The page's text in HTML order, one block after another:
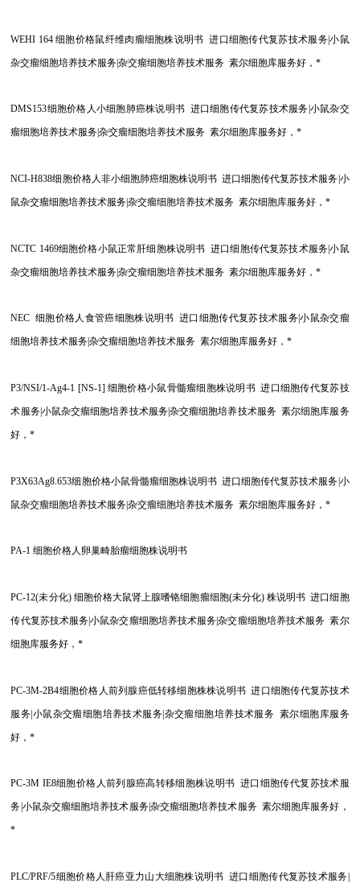
WEHI 164细胞价格鼠纤维肉瘤细胞株说明书 进口细胞传代复苏技术服务|小鼠
杂交瘤细胞培养技术服务|杂交瘤细胞培养技术服务 素尔细胞库服务好，*
DMS153细胞价格人小细胞肺癌株说明书 进口细胞传代复苏技术服务|小鼠杂交
瘤细胞培养技术服务|杂交瘤细胞培养技术服务 素尔细胞库服务好，*
NCI-H838细胞价格人非小细胞肺癌细胞株说明书 进口细胞传代复苏技术服务|小
鼠杂交瘤细胞培养技术服务|杂交瘤细胞培养技术服务 素尔细胞库服务好，*
NCTC 1469细胞价格小鼠正常肝细胞株说明书 进口细胞传代复苏技术服务|小鼠
杂交瘤细胞培养技术服务|杂交瘤细胞培养技术服务 素尔细胞库服务好，*
NEC细胞价格人食管癌细胞株说明书 进口细胞传代复苏技术服务|小鼠杂交瘤
细胞培养技术服务|杂交瘤细胞培养技术服务 素尔细胞库服务好，*
P3/NSI/1-Ag4-1 [NS-1] 细胞价格小鼠骨髓瘤细胞株说明书 进口细胞传代复苏技
术服务|小鼠杂交瘤细胞培养技术服务|杂交瘤细胞培养技术服务 素尔细胞库服务
好，*
P3X63Ag8.653细胞价格小鼠骨髓瘤细胞株说明书 进口细胞传代复苏技术服务|小
鼠杂交瘤细胞培养技术服务|杂交瘤细胞培养技术服务 素尔细胞库服务好，*
PA-1细胞价格人卵巢畸胎瘤细胞株说明书
PC-12(未分化) 细胞价格大鼠肾上腺嗜铬细胞瘤细胞(未分化) 株说明书 进口细胞
传代复苏技术服务|小鼠杂交瘤细胞培养技术服务|杂交瘤细胞培养技术服务 素尔
细胞库服务好，*
PC-3M-2B4细胞价格人前列腺癌低转移细胞株株说明书 进口细胞传代复苏技术
服务|小鼠杂交瘤细胞培养技术服务|杂交瘤细胞培养技术服务 素尔细胞库服务
好，*
PC-3M IE8细胞价格人前列腺癌高转移细胞株说明书 进口细胞传代复苏技术服
务|小鼠杂交瘤细胞培养技术服务|杂交瘤细胞培养技术服务 素尔细胞库服务好，
*
PLC/PRF/5细胞价格人肝癌亚力山大细胞株说明书 进口细胞传代复苏技术服务|